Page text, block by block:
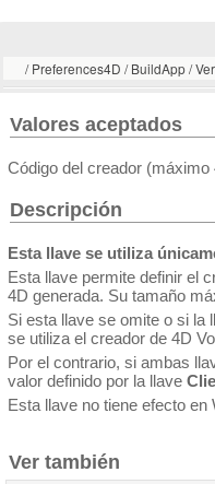
/ Preferences4D / BuildApp /
Valores aceptados
Código del creador
Descripción
Esta llave se utiliza
Esta llave permite definir el
4D generada. Su tamaño
Si esta llave se omite o si la
se utiliza el creador de 4D
Por el contrario, si ambas
valor definido por la llave
Esta llave no tiene efecto en
Ver también